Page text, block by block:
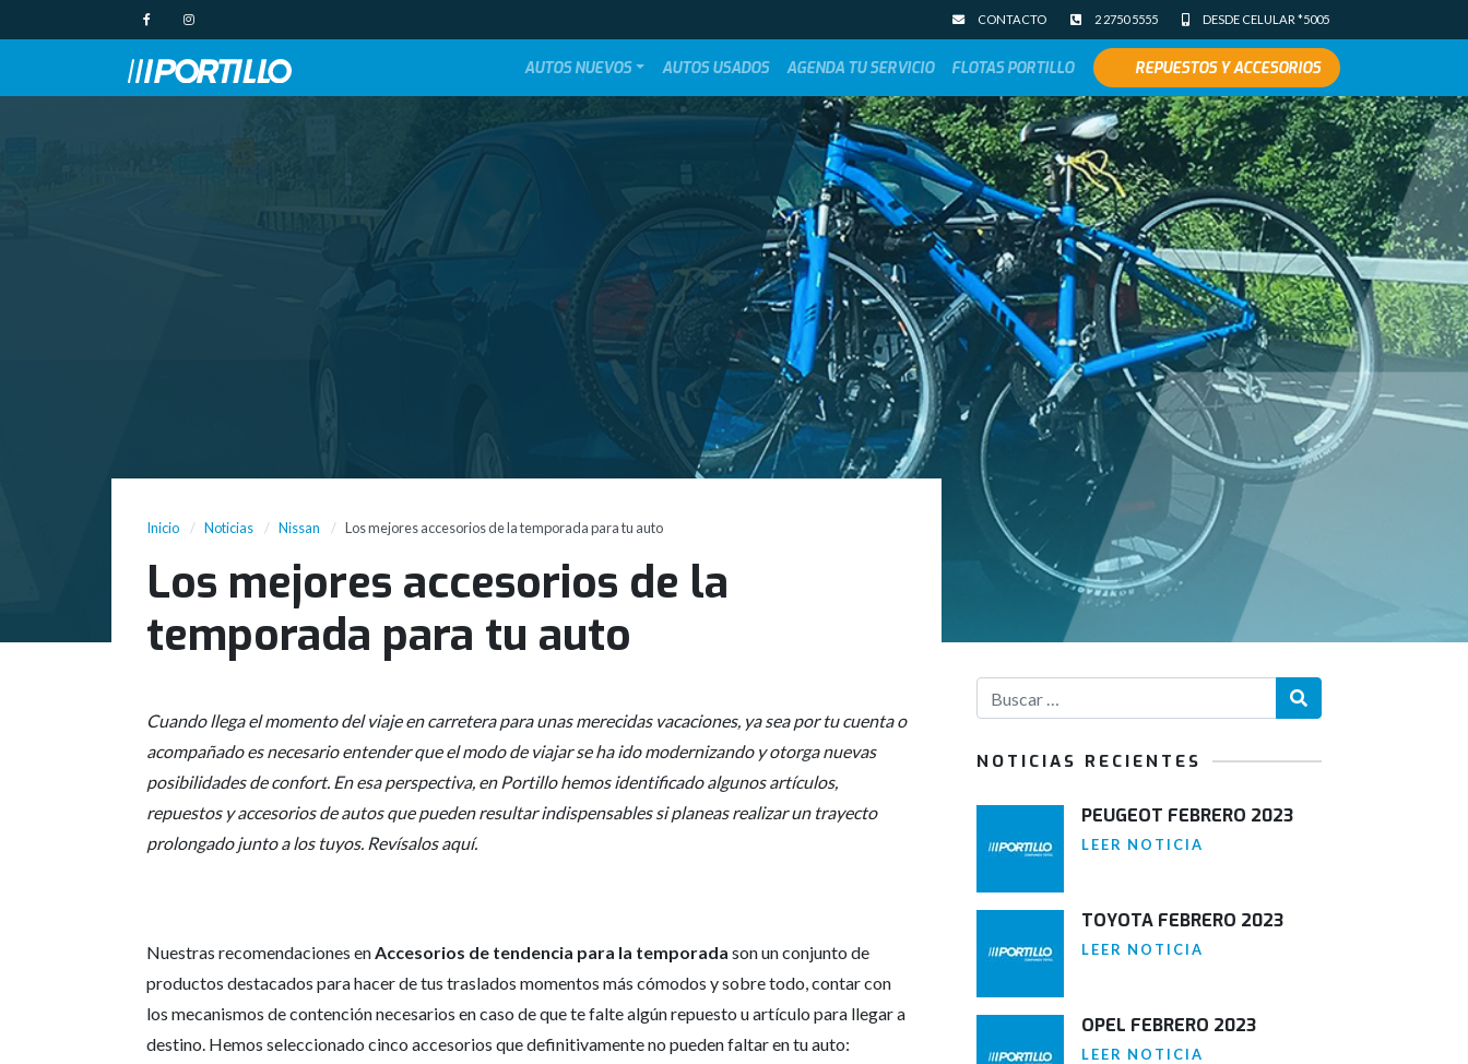
CONTACTO 2 2750 5555 DESDE CELULAR *5005
AUTOS NUEVOS AUTOS USADOS AGENDA TU SERVICIO FLOTAS PORTILLO REPUESTOS Y ACCESORIOS
Inicio Noticias Nissan Los mejores accesorios de la temporada para tu auto
Los mejores accesorios de la
temporada para tu auto
Cuando llega el momento del viaje en carretera para unas merecidas vacaciones, ya sea por tu cuenta o
acompañado es necesario entender que el modo de viajar se ha ido modernizando y otorga nuevas
posibilidades de confort. En esa perspectiva, en Portillo hemos identificado algunos artículos,
repuestos y accesorios de autos que pueden resultar indispensables si planeas realizar un trayecto
prolongado junto a los tuyos. Revísalos aquí.
Nuestras recomendaciones enAccesorios de tendencia para la temporada son un conjunto de
productos destacados para hacer de tus traslados momentos más cómodos y sobre todo, contar con
los mecanismos de contención necesarios en caso de que te falte algún repuesto u artículo para llegar a
destino. Hemos seleccionado cinco accesorios que definitivamente no pueden faltar en tu auto:
NOTICIAS RECIENTES
PEUGEOT FEBRERO 2023
LEER NOTICIA
TOYOTA FEBRERO 2023
LEER NOTICIA
OPEL FEBRERO 2023
LEER NOTICIA